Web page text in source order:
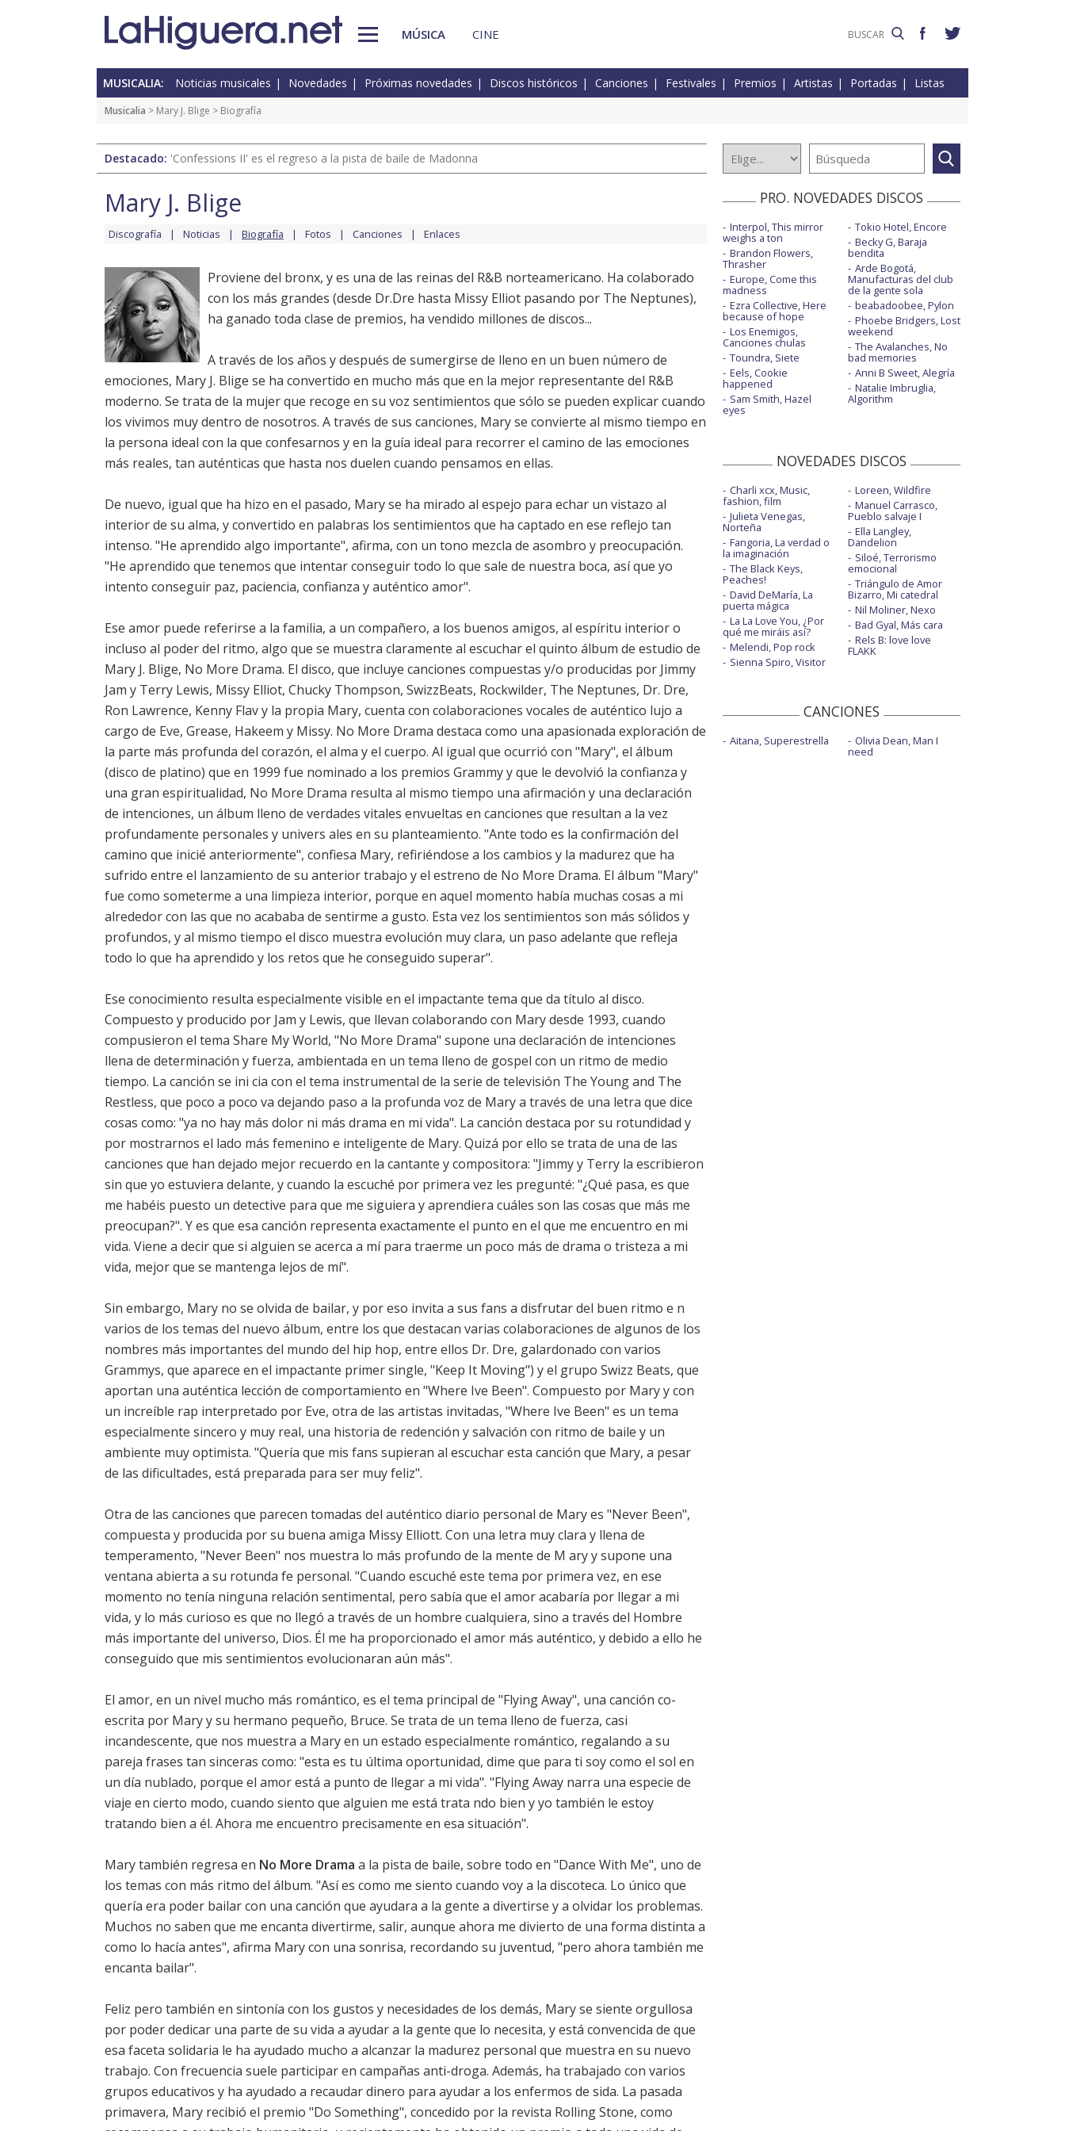
MÚSICA CINE
MUSICALIA: Noticias musicales Novedades Próximas novedades Discos históricos Canciones Festivales Premios Artistas Portadas Listas
Musicalia > Mary J. Blige > Biografía
Destacado: 'Confessions II' es el regreso a la pista de baile de Madonna
Mary J. Blige
Discografía Noticias Biografía Fotos Canciones Enlaces
Proviene del bronx, y es una de las reinas del R&B norteamericano. Ha colaborado
con los más grandes (desde Dr.Dre hasta Missy Elliot pasando por The Neptunes),
ha ganado toda clase de premios, ha vendido millones de discos...
A través de los años y después de sumergirse de lleno en un buen número de
emociones, Mary J. Blige se ha convertido en mucho más que en la mejor representante del R&B
moderno. Se trata de la mujer que recoge en su voz sentimientos que sólo se pueden explicar cuando
los vivimos muy dentro de nosotros. A través de sus canciones, Mary se convierte al mismo tiempo en
la persona ideal con la que confesarnos y en la guía ideal para recorrer el camino de las emociones
más reales, tan auténticas que hasta nos duelen cuando pensamos en ellas.
De nuevo, igual que ha hizo en el pasado, Mary se ha mirado al espejo para echar un vistazo al
interior de su alma, y convertido en palabras los sentimientos que ha captado en ese reflejo tan
intenso. "He aprendido algo importante", afirma, con un tono mezcla de asombro y preocupación.
"He aprendido que tenemos que intentar conseguir todo lo que sale de nuestra boca, así que yo
intento conseguir paz, paciencia, confianza y auténtico amor".
Ese amor puede referirse a la familia, a un compañero, a los buenos amigos, al espíritu interior o
incluso al poder del ritmo, algo que se muestra claramente al escuchar el quinto álbum de estudio de
Mary J. Blige, No More Drama. El disco, que incluye canciones compuestas y/o producidas por Jimmy
Jam y Terry Lewis, Missy Elliot, Chucky Thompson, SwizzBeats, Rockwilder, The Neptunes, Dr. Dre,
Ron Lawrence, Kenny Flav y la propia Mary, cuenta con colaboraciones vocales de auténtico lujo a
cargo de Eve, Grease, Hakeem y Missy. No More Drama destaca como una apasionada exploración de
la parte más profunda del corazón, el alma y el cuerpo. Al igual que ocurrió con "Mary", el álbum
(disco de platino) que en 1999 fue nominado a los premios Grammy y que le devolvió la confianza y
una gran espiritualidad, No More Drama resulta al mismo tiempo una afirmación y una declaración
de intenciones, un álbum lleno de verdades vitales envueltas en canciones que resultan a la vez
profundamente personales y univers ales en su planteamiento. "Ante todo es la confirmación del
camino que inicié anteriormente", confiesa Mary, refiriéndose a los cambios y la madurez que ha
sufrido entre el lanzamiento de su anterior trabajo y el estreno de No More Drama. El álbum "Mary"
fue como someterme a una limpieza interior, porque en aquel momento había muchas cosas a mi
alrededor con las que no acababa de sentirme a gusto. Esta vez los sentimientos son más sólidos y
profundos, y al mismo tiempo el disco muestra evolución muy clara, un paso adelante que refleja
todo lo que ha aprendido y los retos que he conseguido superar".
Ese conocimiento resulta especialmente visible en el impactante tema que da título al disco.
Compuesto y producido por Jam y Lewis, que llevan colaborando con Mary desde 1993, cuando
compusieron el tema Share My World, "No More Drama" supone una declaración de intenciones
llena de determinación y fuerza, ambientada en un tema lleno de gospel con un ritmo de medio
tiempo. La canción se ini cia con el tema instrumental de la serie de televisión The Young and The
Restless, que poco a poco va dejando paso a la profunda voz de Mary a través de una letra que dice
cosas como: "ya no hay más dolor ni más drama en mi vida". La canción destaca por su rotundidad y
por mostrarnos el lado más femenino e inteligente de Mary. Quizá por ello se trata de una de las
canciones que han dejado mejor recuerdo en la cantante y compositora: "Jimmy y Terry la escribieron
sin que yo estuviera delante, y cuando la escuché por primera vez les pregunté: "¿Qué pasa, es que
me habéis puesto un detective para que me siguiera y aprendiera cuáles son las cosas que más me
preocupan?". Y es que esa canción representa exactamente el punto en el que me encuentro en mi
vida. Viene a decir que si alguien se acerca a mí para traerme un poco más de drama o tristeza a mi
vida, mejor que se mantenga lejos de mí".
Sin embargo, Mary no se olvida de bailar, y por eso invita a sus fans a disfrutar del buen ritmo e n
varios de los temas del nuevo álbum, entre los que destacan varias colaboraciones de algunos de los
nombres más importantes del mundo del hip hop, entre ellos Dr. Dre, galardonado con varios
Grammys, que aparece en el impactante primer single, "Keep It Moving") y el grupo Swizz Beats, que
aportan una auténtica lección de comportamiento en "Where Ive Been". Compuesto por Mary y con
un increíble rap interpretado por Eve, otra de las artistas invitadas, "Where Ive Been" es un tema
especialmente sincero y muy real, una historia de redención y salvación con ritmo de baile y un
ambiente muy optimista. "Quería que mis fans supieran al escuchar esta canción que Mary, a pesar
de las dificultades, está preparada para ser muy feliz".
Otra de las canciones que parecen tomadas del auténtico diario personal de Mary es "Never Been",
compuesta y producida por su buena amiga Missy Elliott. Con una letra muy clara y llena de
temperamento, "Never Been" nos muestra lo más profundo de la mente de M ary y supone una
ventana abierta a su rotunda fe personal. "Cuando escuché este tema por primera vez, en ese
momento no tenía ninguna relación sentimental, pero sabía que el amor acabaría por llegar a mi
vida, y lo más curioso es que no llegó a través de un hombre cualquiera, sino a través del Hombre
más importante del universo, Dios. Él me ha proporcionado el amor más auténtico, y debido a ello he
conseguido que mis sentimientos evolucionaran aún más".
El amor, en un nivel mucho más romántico, es el tema principal de "Flying Away", una canción co-
escrita por Mary y su hermano pequeño, Bruce. Se trata de un tema lleno de fuerza, casi
incandescente, que nos muestra a Mary en un estado especialmente romántico, regalando a su
pareja frases tan sinceras como: "esta es tu última oportunidad, dime que para ti soy como el sol en
un día nublado, porque el amor está a punto de llegar a mi vida". "Flying Away narra una especie de
viaje en cierto modo, cuando siento que alguien me está trata ndo bien y yo también le estoy
tratando bien a él. Ahora me encuentro precisamente en esa situación".
Mary también regresa en No More Drama a la pista de baile, sobre todo en "Dance With Me", uno de
los temas con más ritmo del álbum. "Así es como me siento cuando voy a la discoteca. Lo único que
quería era poder bailar con una canción que ayudara a la gente a divertirse y a olvidar los problemas.
Muchos no saben que me encanta divertirme, salir, aunque ahora me divierto de una forma distinta a
como lo hacía antes", afirma Mary con una sonrisa, recordando su juventud, "pero ahora también me
encanta bailar".
Feliz pero también en sintonía con los gustos y necesidades de los demás, Mary se siente orgullosa
por poder dedicar una parte de su vida a ayudar a la gente que lo necesita, y está convencida de que
esa faceta solidaria le ha ayudado mucho a alcanzar la madurez personal que muestra en su nuevo
trabajo. Con frecuencia suele participar en campañas anti-droga. Además, ha trabajado con varios
grupos educativos y ha ayudado a recaudar dinero para ayudar a los enfermos de sida. La pasada
primavera, Mary recibió el premio "Do Something", concedido por la revista Rolling Stone, como
PRO. NOVEDADES DISCOS
Interpol, This mirror
weighs a ton
Brandon Flowers,
Thrasher
Europe, Come this
madness
Ezra Collective, Here
because of hope
Los Enemigos,
Canciones chulas
Toundra, Siete
Eels, Cookie
happened
Sam Smith, Hazel
eyes
Tokio Hotel, Encore
Becky G, Baraja
bendita
Arde Bogotá,
Manufacturas del club
de la gente sola
beabadoobee, Pylon
Phoebe Bridgers, Lost
weekend
The Avalanches, No
bad memories
Anni B Sweet, Alegría
Natalie Imbruglia,
Algorithm
NOVEDADES DISCOS
Charli xcx, Music,
fashion, film
Julieta Venegas,
Norteña
Fangoria, La verdad o
la imaginación
The Black Keys,
Peaches!
David DeMaría, La
puerta mágica
La La Love You, ¿Por
qué me miráis así?
Melendi, Pop rock
Sienna Spiro, Visitor
Loreen, Wildfire
Manuel Carrasco,
Pueblo salvaje I
Ella Langley,
Dandelion
Siloé, Terrorismo
emocional
Triángulo de Amor
Bizarro, Mi catedral
Nil Moliner, Nexo
Bad Gyal, Más cara
Rels B: love love
FLAKK
CANCIONES
Aitana, Superestrella Olivia Dean, Man I
need